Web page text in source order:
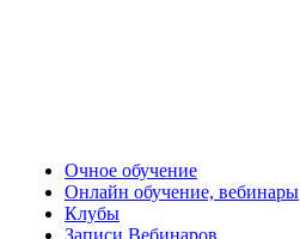
Очное обучение
Онлайн обучение, вебинары
Клубы
Записи Вебинаров